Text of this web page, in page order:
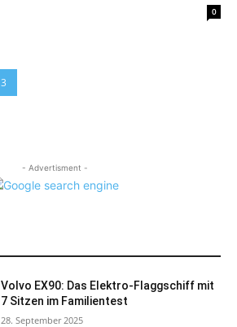
0
3
- Advertisment -
Volvo EX90: Das Elektro-Flaggschiff mit
7 Sitzen im Familientest
28. September 2025